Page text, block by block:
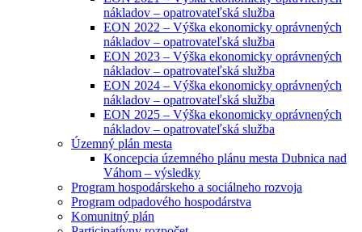
nákladov – opatrovateľská služba
EON 2022 – Výška ekonomicky oprávnených
nákladov – opatrovateľská služba
EON 2023 – Výška ekonomicky oprávnených
nákladov – opatrovateľská služba
EON 2024 – Výška ekonomicky oprávnených
nákladov – opatrovateľská služba
EON 2025 – Výška ekonomicky oprávnených
nákladov – opatrovateľská služba
Územný plán mesta
Koncepcia územného plánu mesta Dubnica nad
Váhom – výsledky
Program hospodárskeho a sociálneho rozvoja
Program odpadového hospodárstva
Komunitný plán